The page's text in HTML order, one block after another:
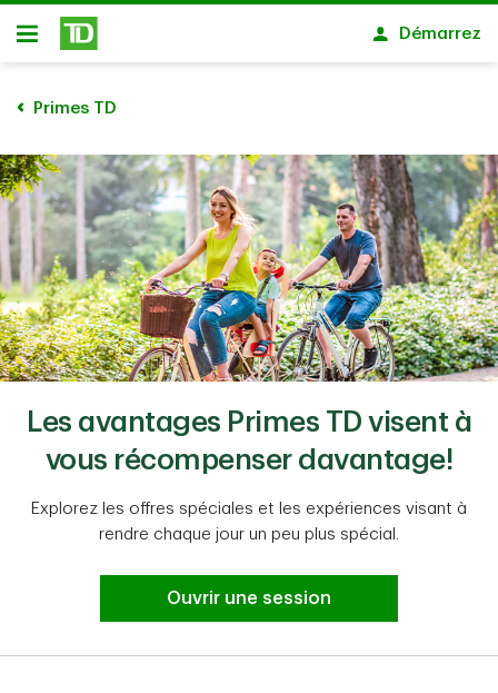
Passer au contenu principal
Ouvert
Démarrez
Primes TD
Les avantages Primes TD visent à
vous récompenser davantage!
Explorez les offres spéciales et les expériences visant à
rendre chaque jour un peu plus spécial.
Ouvrir une session